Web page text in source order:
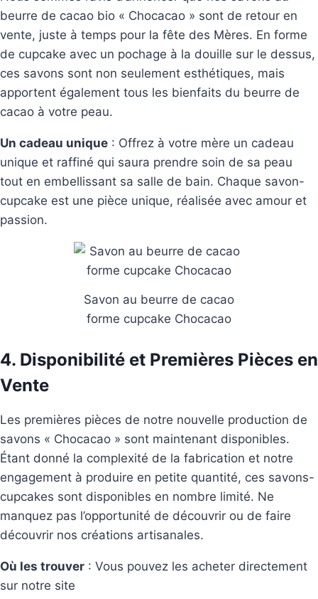
beurre de cacao bio « Chocacao » sont de retour en
vente, juste à temps pour la fête des Mères. En forme
de cupcake avec un pochage à la douille sur le dessus,
ces savons sont non seulement esthétiques, mais
apportent également tous les bienfaits du beurre de
cacao à votre peau.
Un cadeau unique : Offrez à votre mère un cadeau
unique et raffiné qui saura prendre soin de sa peau
tout en embellissant sa salle de bain. Chaque savon-
cupcake est une pièce unique, réalisée avec amour et
passion.
Savon au beurre de cacao
forme cupcake Chocacao
4. Disponibilité et Premières Pièces en
Vente
Les premières pièces de notre nouvelle production de
savons « Chocacao » sont maintenant disponibles.
Étant donné la complexité de la fabrication et notre
engagement à produire en petite quantité, ces savons-
cupcakes sont disponibles en nombre limité. Ne
manquez pas l’opportunité de découvrir ou de faire
découvrir nos créations artisanales.
Où les trouver : Vous pouvez les acheter directement
sur notre site